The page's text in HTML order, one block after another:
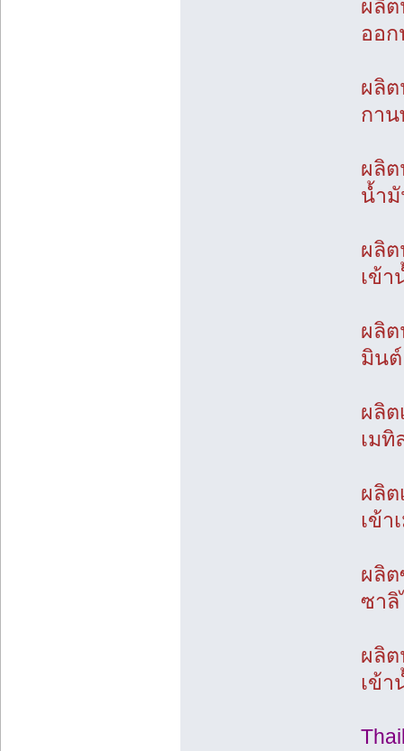
ผลิต
ออ
ผลิ
กา
ผลิ
น้ำ
ผลิต
เข้
ผลิต
มินต์
ผลิต
เมทิ
ผลิต
เข้า
ผลิ
ซาลิ
ผลิต
เข้า